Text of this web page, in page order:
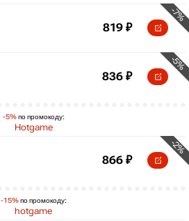
-7%
819 ₽
-5%по промокоду:
Hotgame
-5%
836 ₽
-15%по промокоду:
hotgame
-2%
866 ₽